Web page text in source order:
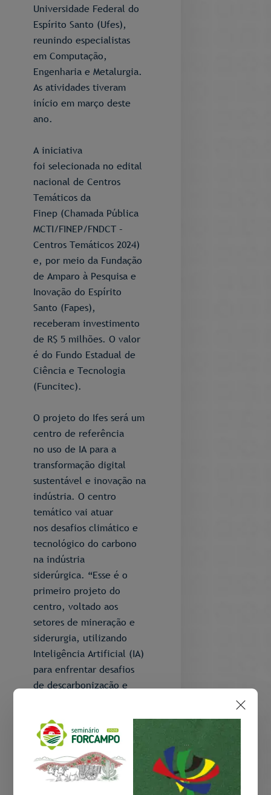
Universidade Federal do
Espírito Santo (Ufes),
reunindo especialistas
em Computação,
Engenharia e Metalurgia.
As atividades tiveram
início em março deste
ano.
A iniciativa
foi selecionada no edital
nacional de Centros
Temáticos da
Finep (Chamada Pública
MCTI/FINEP/FNDCT –
Centros Temáticos 2024)
e, por meio da Fundação
de Amparo à Pesquisa e
Inovação do Espírito
Santo (Fapes),
receberam investimento
de R$ 5 milhões. O valor
é do Fundo Estadual de
Ciência e Tecnologia
(Funcitec).
O projeto do Ifes será um
centro de referência
no uso de IA para a
transformação digital
sustentável e inovação na
indústria. O centro
temático vai atuar
nos desafios climático e
tecnológico do carbono
na indústria
siderúrgica. “Esse é o
primeiro projeto do
centro, voltado aos
setores de mineração e
siderurgia, utilizando
Inteligência Artificial (IA)
para enfrentar desafios
de descarbonização e
busca do ‘Aço Verde',
explica Karin.
“Há mais de uma rota
para a transição para a
...